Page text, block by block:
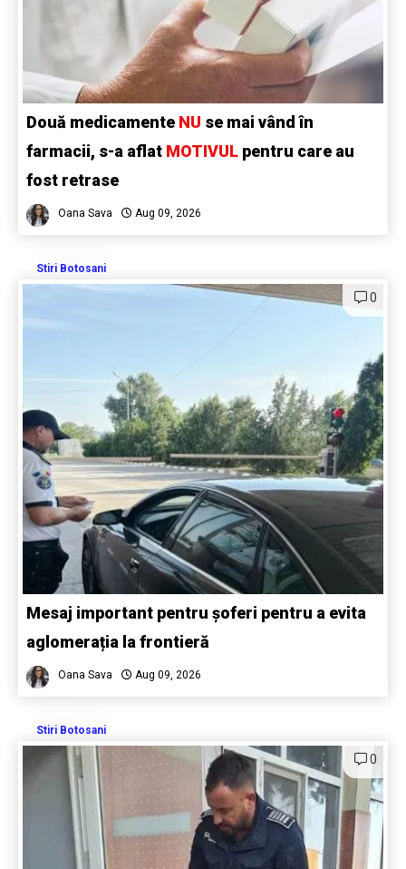
Două medicamente NU se mai vând în
farmacii, s-a aflat MOTIVUL pentru care au
fost retrase
Oana Sava Aug 09, 2026
Stiri Botosani
0
Mesaj important pentru șoferi pentru a evita
aglomerația la frontieră
Oana Sava Aug 09, 2026
Stiri Botosani
0